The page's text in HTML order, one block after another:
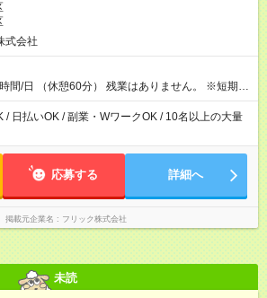
式会社
/日 （休憩60分） 残業はありません。 ※短期の
おりません。予めご了承くださいませ。
/ 日払いOK / 副業・WワークOK / 10名以上の大量
応募する 詳細へ
掲載元企業名 フリック株式会社
未読